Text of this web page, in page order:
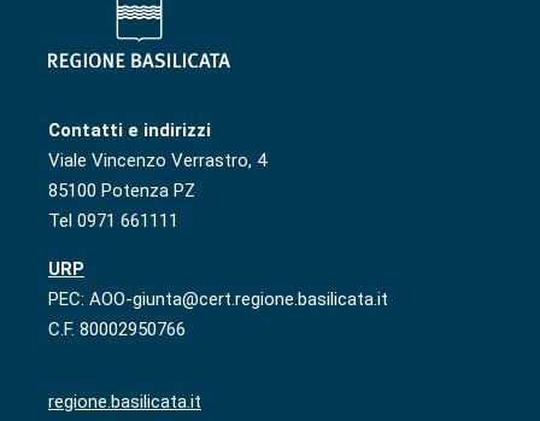
Contatti e indirizzi
Viale Vincenzo Verrastro, 4
85100 Potenza PZ
Tel 0971 661111
URP
PEC: AOO-giunta@cert.regione.basilicata.it
C.F. 80002950766
regione.basilicata.it